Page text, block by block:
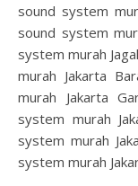
sound system
sound system
system murah
murah Jakarta
murah Jakarta
system murah
system murah
system murah